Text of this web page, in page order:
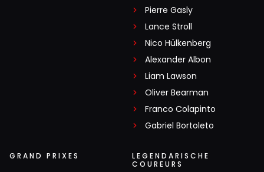
Pierre Gasly
Lance Stroll
Nico Hülkenberg
Alexander Albon
Liam Lawson
Oliver Bearman
Franco Colapinto
Gabriel Bortoleto
GRAND PRIXES
LEGENDARISCHE
COUREURS